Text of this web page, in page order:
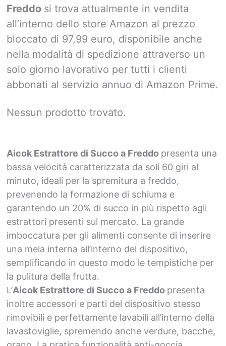
Freddo si trova attualmente in vendita
all’interno dello store Amazon al prezzo
bloccato di 97,99 euro, disponibile anche
nella modalità di spedizione attraverso un
solo giorno lavorativo per tutti i clienti
abbonati al servizio annuo di Amazon Prime.
Nessun prodotto trovato.
Aicok Estrattore di Succo a Freddo presenta una
bassa velocità caratterizzata da soli 60 giri al
minuto, ideali per la spremitura a freddo,
prevenendo la formazione di schiuma e
garantendo un 20% di succo in più rispetto agli
estrattori presenti sul mercato. La grande
imboccatura per gli alimenti consente di inserire
una mela interna all’interno del dispositivo,
semplificando in questo modo le tempistiche per
la pulitura della frutta.
L’Aicok Estrattore di Succo a Freddo presenta
inoltre accessori e parti del dispositivo stesso
rimovibili e perfettamente lavabili all’interno della
lavastoviglie, spremendo anche verdure, bacche,